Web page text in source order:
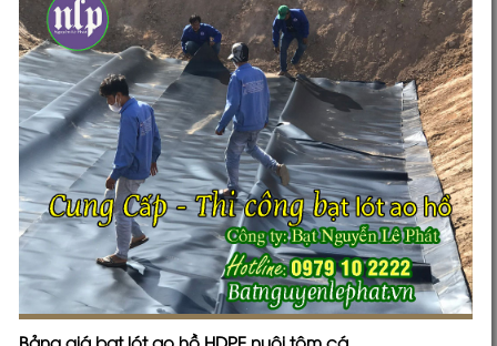
Bảng giá bạt lót ao hồ HDPE nuôi tôm cá